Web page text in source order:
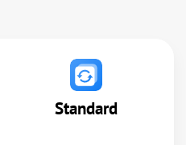
Standard